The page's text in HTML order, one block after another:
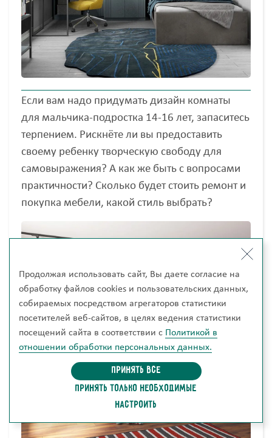
Продолжая использовать сайт, Вы даете согласие на
обработку файлов cookies и пользовательских данных,
собираемых посредством агрегаторов статистики
посетителей веб-сайтов, в целях ведения статистики
посещений сайта в соответствии с Политикой в
отношении обработки персональных данных.
Принять все
ПРИНЯТЬ ТОЛЬКО НЕОБХОДИМЫЕ
НАСТРОИТЬ
Если вам надо придумать дизайн комнаты
для мальчика-подростка 14-16 лет, запаситесь
терпением. Рискнёте ли вы предоставить
своему ребенку творческую свободу для
самовыражения? А как же быть с вопросами
практичности? Сколько будет стоить ремонт и
покупка мебели, какой стиль выбрать?